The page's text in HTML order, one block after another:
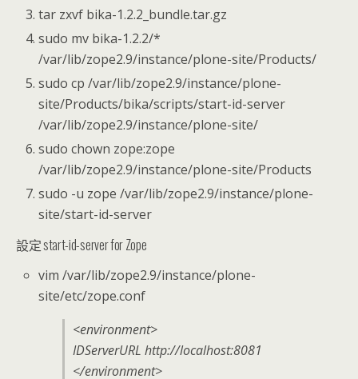
tar zxvf bika-1.2.2_bundle.tar.gz
sudo mv bika-1.2.2/*
/var/lib/zope2.9/instance/plone-site/Products/
sudo cp /var/lib/zope2.9/instance/plone-
site/Products/bika/scripts/start-id-server
/var/lib/zope2.9/instance/plone-site/
sudo chown zope:zope
/var/lib/zope2.9/instance/plone-site/Products
sudo -u zope /var/lib/zope2.9/instance/plone-
site/start-id-server
設定 start-id-server for Zope
vim /var/lib/zope2.9/instance/plone-
site/etc/zope.conf
<environment>
IDServerURL http://localhost:8081
</environment>